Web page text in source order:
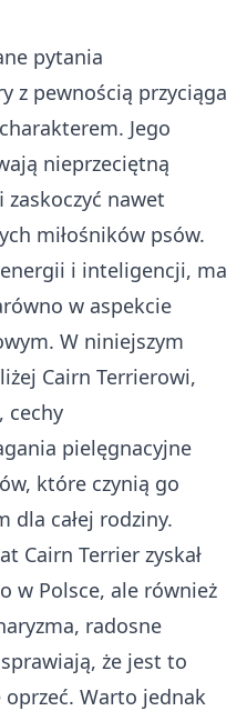
pytania
z pewnością przyciąga
Jego
nieprzeciętną
nawet
miłośników psów.
i inteligencji, ma
w aspekcie
W niniejszym
Cairn Terrierowi,
cechy
pielęgnacyjne
które czynią go
dla całej rodziny.
Cairn Terrier zyskał
w Polsce, ale również
radosne
że jest to
Warto jednak